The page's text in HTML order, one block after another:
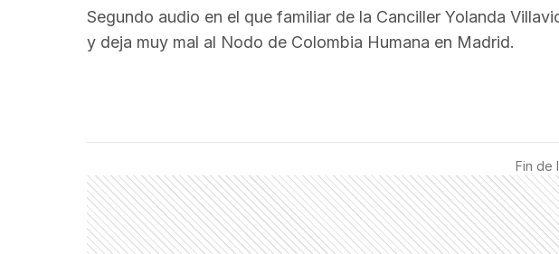
Segundo audio en el que familiar de la Canciller Yolanda
y deja muy mal al Nodo de Colombia Humana en Madrid.
Fin de